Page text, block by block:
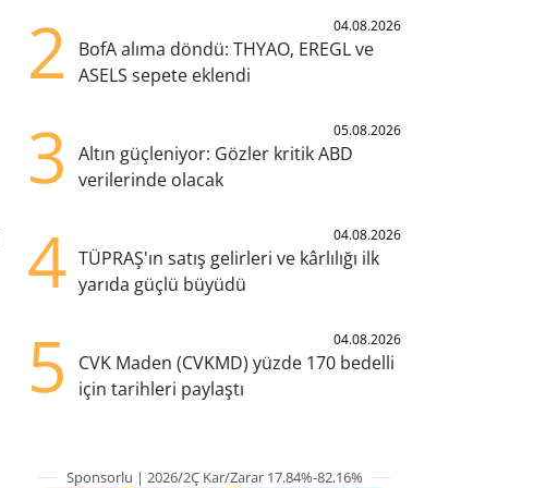
2 04.08.2026
BofA alıma döndü: THYAO, EREGL ve
ASELS sepete eklendi
3 05.08.2026
Altın güçleniyor: Gözler kritik ABD
verilerinde olacak
4 04.08.2026
TÜPRAŞ'ın satış gelirleri ve kârlılığı ilk
yarıda güçlü büyüdü
5 04.08.2026
CVK Maden (CVKMD) yüzde 170 bedelli
için tarihleri paylaştı
Sponsorlu | 2026/2Ç Kar/Zarar 17.84%-82.16%